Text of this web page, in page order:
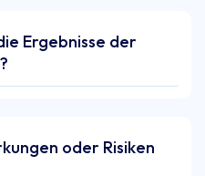
Ergebnisse der
oder Risiken